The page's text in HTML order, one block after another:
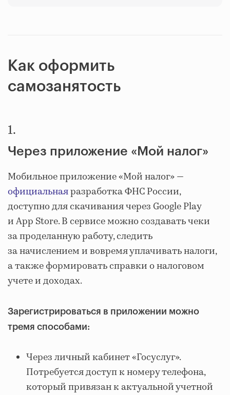
Как оформить
самозанятость
1.
Через приложение «Мой налог»
Мобильное приложение «Мой налог» —
официальнаяразработка ФНС России,
доступно для скачивания через Google Play
и App Store. В сервисе можно создавать чеки
за проделанную работу, следить
за начислением и вовремя уплачивать налоги,
а также формировать справки о налоговом
учете и доходах.
Зарегистрироваться в приложении можно
тремя способами:
Через личный кабинет «Госуслуг».
Потребуется доступ к номеру телефона,
который привязан к актуальной учетной